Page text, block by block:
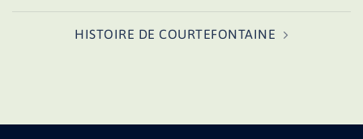
HISTOIRE DE COURTEFONTAINE